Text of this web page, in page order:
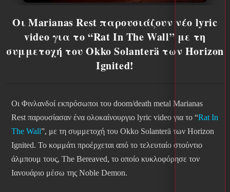
Οι Marianas Rest παρουσιάζουν νέο lyric
video για το “Rat In The Wall” με τη
συμμετοχή του Okko Solanterä των Horizon
Ignited!
Οι Φινλανδοί εκπρόσωποι του doom/death metal Marianas
Rest παρουσίασαν ένα ολοκαίνουργιο lyric video για το “Rat In
The Wall”, με τη συμμετοχή του Okko Solanterä των Horizon
Ignited. Το κομμάτι προέρχεται από το τελευταίο στούντιο
άλμπουμ τους, The Bereaved, το οποίο κυκλοφόρησε τον
Ιανουάριο μέσω της Noble Demon.